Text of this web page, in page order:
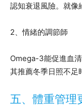
認知衰退風險。就像
2、情緒的調節師
Omega-3能促進血
其推薦冬季日照不足
五、體重管理